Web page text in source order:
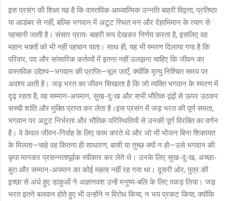
इस प्रसंग की शिक्षा यह है कि वास्तविक आध्यात्मिक उन्नति बाहरी विद्वत्ता, प्रतिष्ठा
या आडंबर से नहीं, बल्कि भगवान में अटूट स्थित मन और देहाभिमान के त्याग से
पहचानी जाती है। संसार प्रायः बाहरी रूप देखकर निर्णय करता है, इसलिए वह
महान भक्तों को भी नहीं पहचान पाता। साथ ही, यह भी स्मरण दिलाया गया है कि
परिवार, पद और सांसारिक कर्तव्यों में इतना नहीं उलझना चाहिए कि जीवन का
वास्तविक उद्देश्य—भगवान की प्राप्ति—भूल जाएँ, क्योंकि मृत्यु निश्चित समय पर
अवश्य आती है। जड़ भरत का जीवन सिखाता है कि जो व्यक्ति भगवान के स्मरण में
दृढ़ रहता है, वह सम्मान-अपमान, सुख-दुःख और सभी भौतिक द्वंद्वों से ऊपर उठकर
सच्ची शांति और मुक्ति प्राप्त कर लेता है।इस प्रसंग में जड़ भरत की पूर्ण समता,
भगवान पर अटूट निर्भरता और भौतिक परिस्थितियों से उनकी पूर्ण विरक्ति का वर्णन
है। वे केवल जीवन-निर्वाह के लिए काम करते थे और जो भी भोजन बिना शिकायत
के मिलता—चाहे वह कितना ही साधारण, बासी या तुच्छ क्यों न हो—उसे भगवान की
कृपा मानकर प्रसन्नतापूर्वक स्वीकार कर लेते थे। उनके लिए सुख-दुःख, अच्छा-
बुरा और सम्मान-अपमान का कोई महत्व नहीं रह गया था। दूसरी ओर, पुत्र की
इच्छा से अंधे हुए डाकुओं ने अज्ञानवश उन्हें मनुष्य-बलि के लिए पकड़ लिया। जड़
भरत इतने बलवान होते हुए भी उन्होंने न विरोध किया, न भय प्रकट किया, क्योंकि